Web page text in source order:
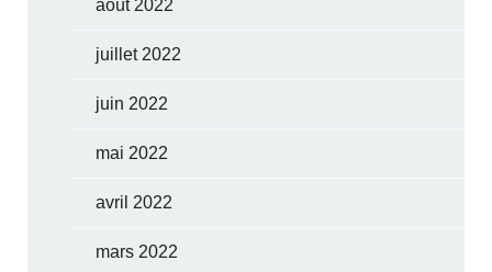
août 2022
juillet 2022
juin 2022
mai 2022
avril 2022
mars 2022